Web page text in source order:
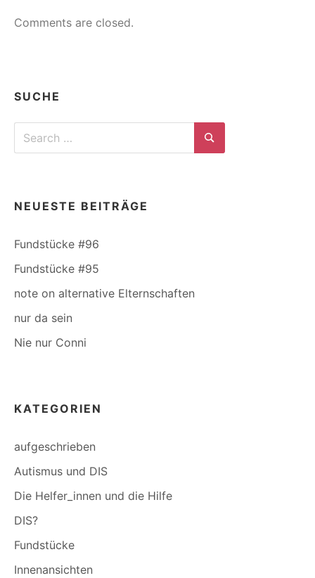
Comments are closed.
SUCHE
Search
Search
NEUESTE BEITRÄGE
Fundstücke #96
Fundstücke #95
note on alternative Elternschaften
nur da sein
Nie nur Conni
KATEGORIEN
aufgeschrieben
Autismus und DIS
Die Helfer_innen und die Hilfe
DIS?
Fundstücke
Innenansichten